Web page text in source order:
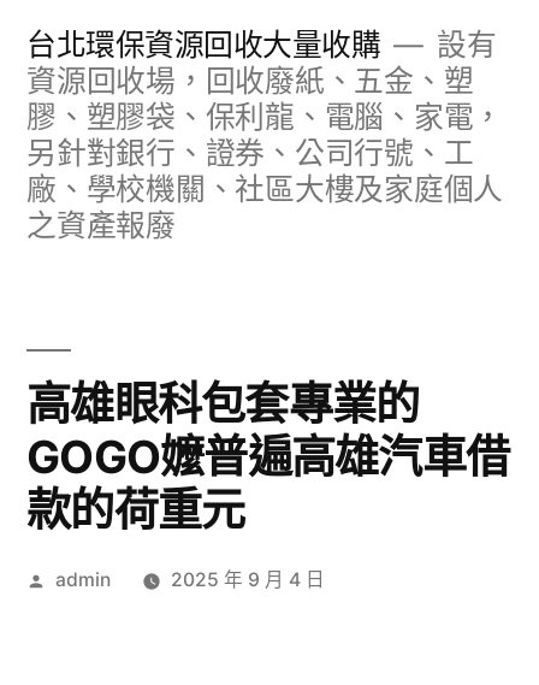
台北環保資源回收大量收購
設有
資源回收場，回收廢紙、五金、塑
膠、塑膠袋、保利龍、電腦、家電，
另針對銀行、證券、公司行號、工
廠、學校機關、社區大樓及家庭個人
之資產報廢
高雄眼科包套專業的
GOGO嬤普遍高雄汽車借
款的荷重元
作
admin 2025 年 9 月 4 日